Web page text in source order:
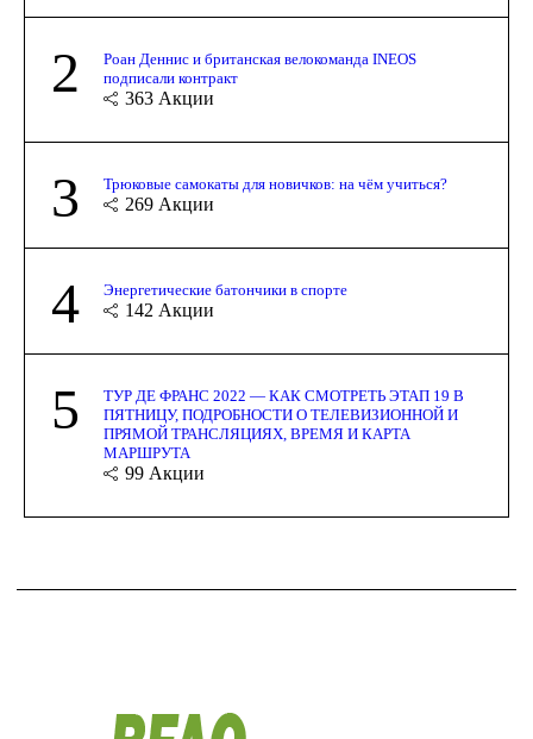
2
Роан Деннис и британская велокоманда INEOS
подписали контракт
363 Акции
3 Трюковые самокаты для новичков: на чём учиться?
269 Акции
4 Энергетические батончики в спорте
142 Акции
5
ТУР ДЕ ФРАНС 2022 — КАК СМОТРЕТЬ ЭТАП 19 В
ПЯТНИЦУ, ПОДРОБНОСТИ О ТЕЛЕВИЗИОННОЙ И
ПРЯМОЙ ТРАНСЛЯЦИЯХ, ВРЕМЯ И КАРТА
МАРШРУТА
99 Акции